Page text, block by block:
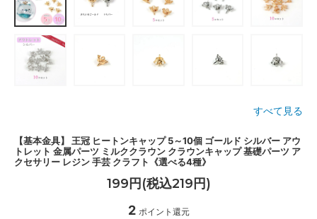
すべて見る
【基本金具】 王冠 ヒートンキャップ 5～10個 ゴールド シルバー アウ
トレット 金属パーツ ミルククラウン クラウンキャップ 基礎パーツ ア
クセサリー レジン 手芸 クラフト《選べる4種》
199円(税込219円)
2 ポイント還元